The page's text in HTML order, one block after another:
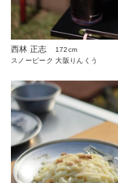
西林 正志
172cm
スノーピーク 大阪りんくう